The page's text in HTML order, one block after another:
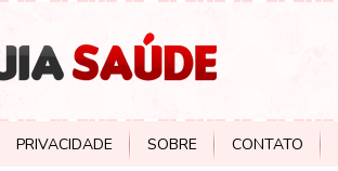
PRIVACIDADE SOBRE CONTATO